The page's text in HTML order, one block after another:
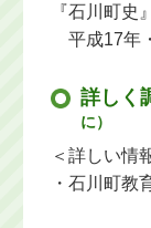
『石川町
平成17年
詳しく
に）
＜詳しい情
・石川町